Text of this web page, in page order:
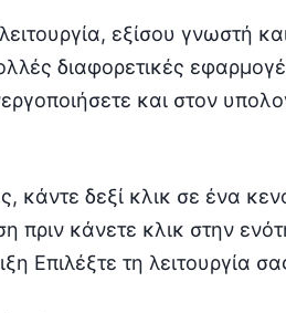
εξίσου γνωστή
διαφορετικές
και στον
κάντε δεξί κλικ σε ένα
πριν κάνετε κλικ στην
Επιλέξτε τη λειτουργία